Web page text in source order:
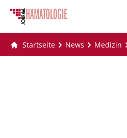
Startseite News Medizin